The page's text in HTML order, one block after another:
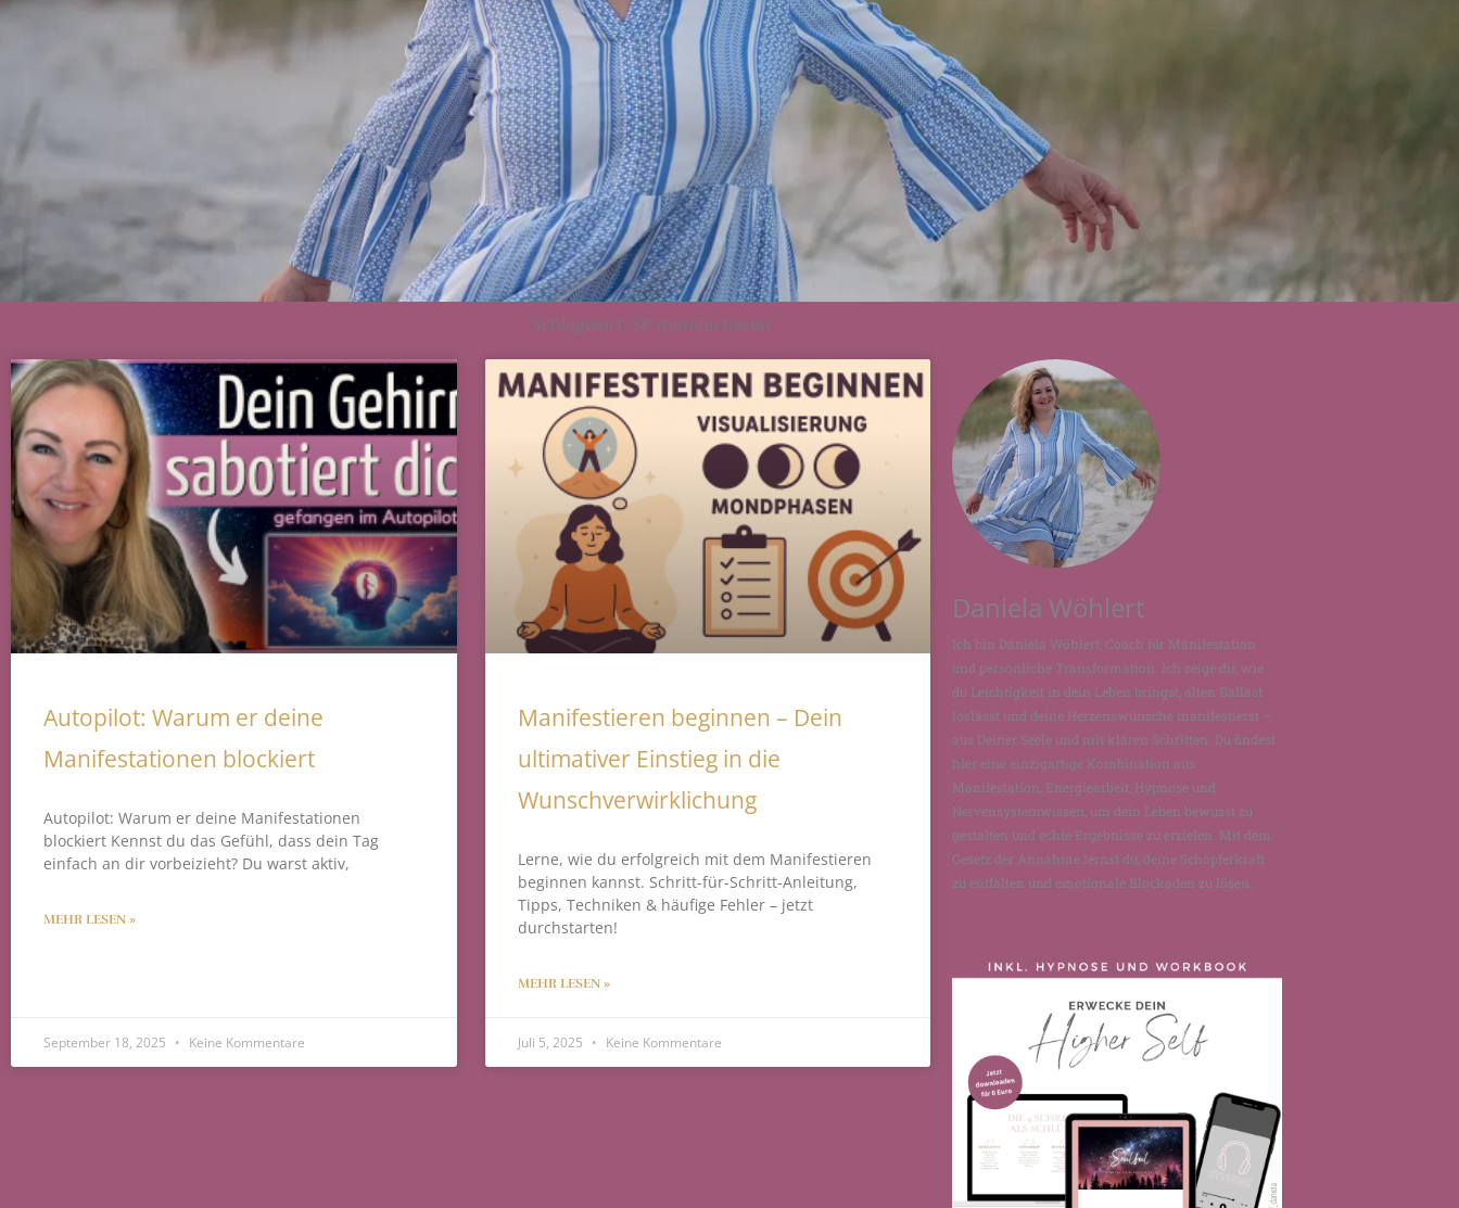
Schlagwort: SP manifestieren
Autopilot: Warum er deine
Manifestationen blockiert
Autopilot: Warum er deine Manifestationen
blockiert Kennst du das Gefühl, dass dein Tag
einfach an dir vorbeizieht? Du warst aktiv,
MEHR LESEN »
September 18, 2025 Keine Kommentare
Manifestieren beginnen – Dein
ultimativer Einstieg in die
Wunschverwirklichung
Lerne, wie du erfolgreich mit dem Manifestieren
beginnen kannst. Schritt-für-Schritt-Anleitung,
Tipps, Techniken & häufige Fehler – jetzt
durchstarten!
MEHR LESEN »
Juli 5, 2025 Keine Kommentare
Daniela Wöhlert
Ich bin Daniela Wöhlert, Coach für Manifestation
und persönliche Transformation. Ich zeige dir, wie
du Leichtigkeit in dein Leben bringst, alten Ballast
loslässt und deine Herzenswünsche manifestierst –
aus Deiner Seele und mit klaren Schritten. Du findest
hier eine einzigartige Kombination aus
Manifestation, Energiearbeit, Hypnose und
Nervensystemwissen, um dein Leben bewusst zu
gestalten und echte Ergebnisse zu erzielen. Mit dem
Gesetz der Annahme lernst du, deine Schöpferkraft
zu entfalten und emotionale Blockaden zu lösen.